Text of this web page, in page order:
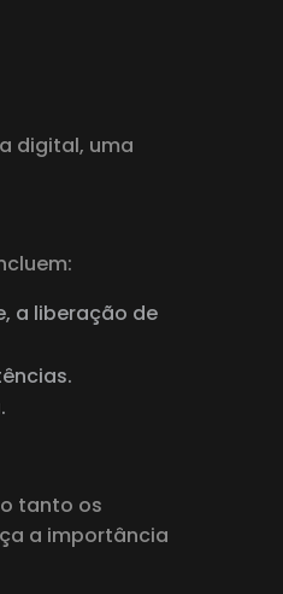
digital, uma
a liberação de
tanto os
a importância